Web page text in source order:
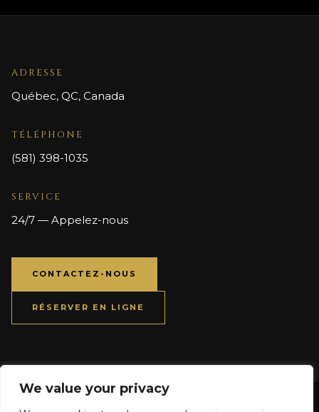
We value your privacy
ADRESSE
Québec, QC, Canada
TÉLÉPHONE
(581) 398-1035
SERVICE
24/7 — Appelez-nous
CONTACTEZ-NOUS
RÉSERVER EN LIGNE